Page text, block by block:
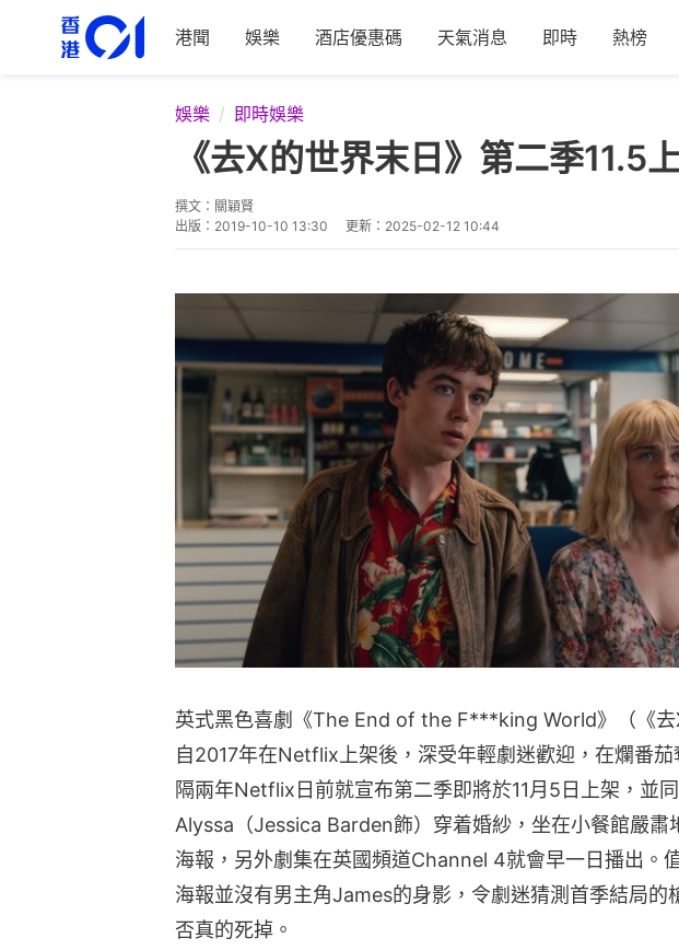
港聞 娛樂 酒店優惠碼 天氣消息 即時 熱榜
娛樂 即時娛樂
《去X的世界末日》第二季
撰文： 關穎賢
出版： 2019-10-10 13:30 更新： 2025-02-12 10:44
英式黑色喜劇《The End of the F***king World》（《去
自2017年在Netflix上架後，深受年輕劇迷歡迎，在爛番
隔兩年Netflix日前就宣布第二季即將於11月5日上架，並
Alyssa（Jessica Barden飾）穿着婚紗，坐在小餐館嚴肅
海報，另外劇集在英國頻道Channel 4就會早一日播出。
海報並沒有男主角James的身影，令劇迷猜測首季結局的
否真的死掉。